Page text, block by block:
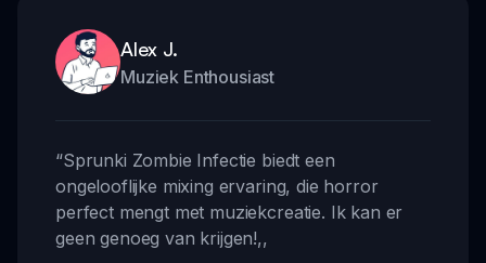
Alex J.
Muziek Enthousiast
“Sprunki Zombie Infectie biedt een
ongelooflijke mixing ervaring, die horror
perfect mengt met muziekcreatie. Ik kan er
geen genoeg van krijgen!,,